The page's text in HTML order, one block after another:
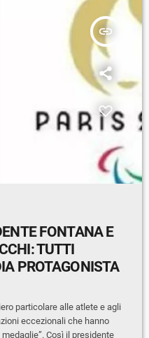
insert_link
FONTANA E
TUTTI
PROTAGONISTA
particolare alle atlete e agli
eccezionali che hanno
Così il presidente